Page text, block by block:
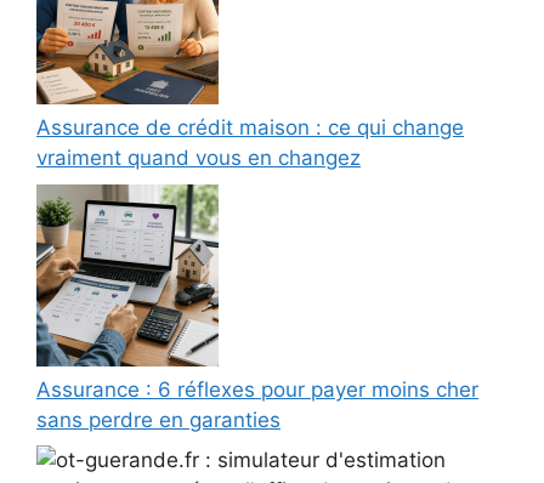
Assurance de crédit maison : ce qui change
vraiment quand vous en changez
Assurance : 6 réflexes pour payer moins cher
sans perdre en garanties